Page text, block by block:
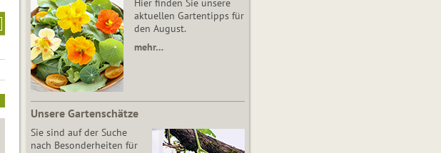
Hier finden Sie unsere
aktuellen Gartentipps für
den August.
mehr…
Unsere Gartenschätze
Sie sind auf der Suche
nach Besonderheiten für